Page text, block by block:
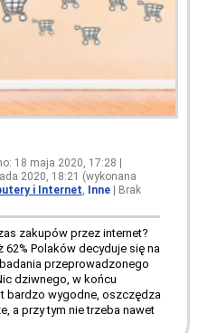
18 maja 2020, 17:28 |
2020, 18:21 (wykonana
i Internet Inne | Brak
zakupów przez internet?
Polaków decyduje się na
przeprowadzonego
dziwnego, w końcu
bardzo wygodne, oszczędza
a przy tym nie trzeba nawet